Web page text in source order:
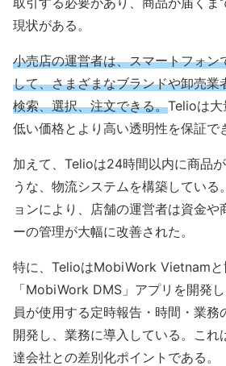
現状がある。
小売店の運営者は、スマートフォン
して、さまざまなブランドや卸売業
検索、選択、注文できる。Telioは大
低い価格とより高い透明性を保証で
加えて、Telioは24時間以内に商品
うな、物流システムを構築している
ョンにより、店舗の運営者は資金や
ーの管理が大幅に改善された。
特に、TelioはMobiWork Vietnamと
「MobiWork DMS」アプリを開発
員が使用する定時報告・時間・業務
開発し、業務に導入している。これ
達会社との差別化ポイントである。